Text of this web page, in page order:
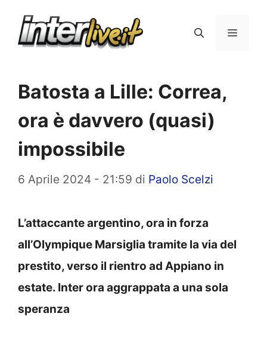
Menu
Batosta a Lille: Correa,
ora è davvero (quasi)
impossibile
6 Aprile 2024 - 21:59 di Paolo Scelzi
L’attaccante argentino, ora in forza
all’Olympique Marsiglia tramite la via del
prestito, verso il rientro ad Appiano in
estate. Inter ora aggrappata a una sola
speranza